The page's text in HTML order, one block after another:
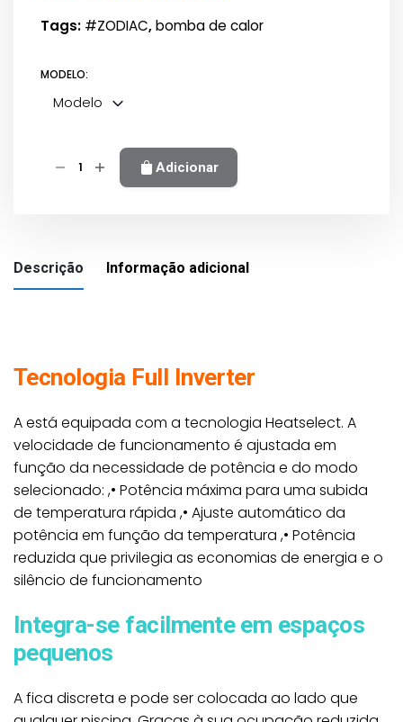
Tags: #ZODIAC,bomba de calor
MODELO:
Modelo
Quantidade
Adicionar
Descrição Informação adicional
Tecnologia Full Inverter
A está equipada com a tecnologia Heatselect. A
velocidade de funcionamento é ajustada em
função da necessidade de potência e do modo
selecionado: ,• Potência máxima para uma subida
de temperatura rápida ,• Ajuste automático da
potência em função da temperatura ,• Potência
reduzida que privilegia as economias de energia e o
silêncio de funcionamento
Integra-se facilmente em espaços
pequenos
A fica discreta e pode ser colocada ao lado que
Modelo
Z550iQ MD4, Z550iQ MD5, Z550iQ MD8,
Z550iQ TD5, Z550iQ TD8